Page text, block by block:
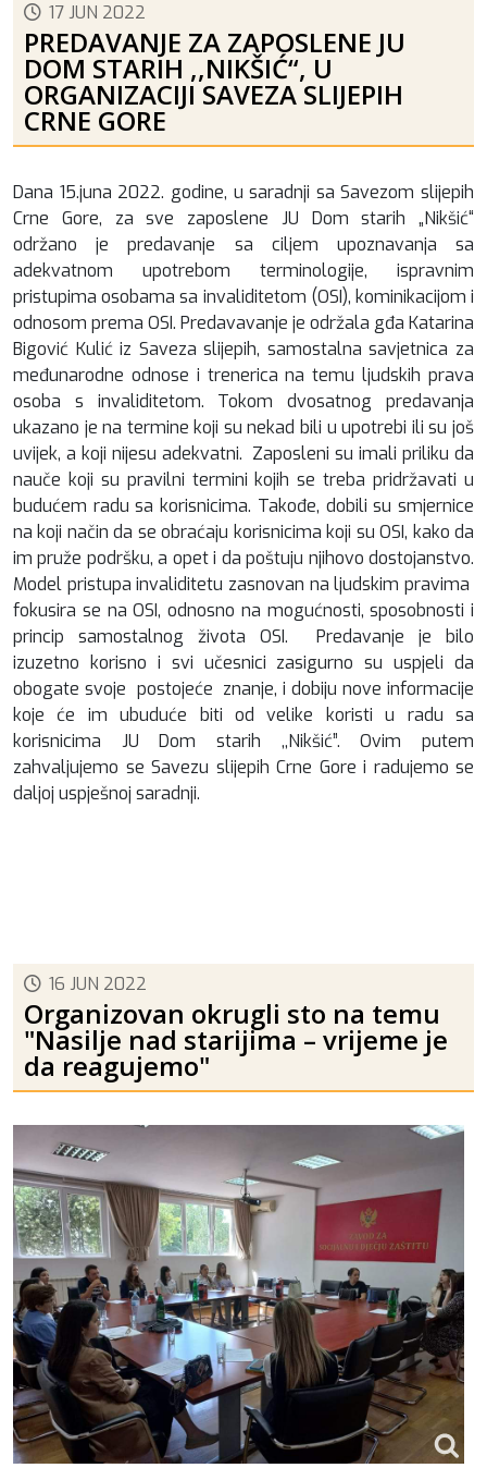
17 JUN 2022
PREDAVANJE ZA ZAPOSLENE JU
DOM STARIH ,,NIKŠIĆ“, U
ORGANIZACIJI SAVEZA SLIJEPIH
CRNE GORE
Dana 15.juna 2022. godine, u saradnji sa Savezom slijepih
Crne Gore, za sve zaposlene JU Dom starih „Nikšić“
održano je predavanje sa ciljem upoznavanja sa
adekvatnom upotrebom terminologije, ispravnim
pristupima osobama sa invaliditetom (OSI), kominikacijom i
odnosom prema OSI. Predavavanje je održala gđa Katarina
Bigović Kulić iz Saveza slijepih, samostalna savjetnica za
međunarodne odnose i trenerica na temu ljudskih prava
osoba s invaliditetom. Tokom dvosatnog predavanja
ukazano je na termine koji su nekad bili u upotrebi ili su još
uvijek, a koji nijesu adekvatni. Zaposleni su imali priliku da
nauče koji su pravilni termini kojih se treba pridržavati u
budućem radu sa korisnicima. Takođe, dobili su smjernice
na koji način da se obraćaju korisnicima koji su OSI, kako da
im pruže podršku, a opet i da poštuju njihovo dostojanstvo.
Model pristupa invaliditetu zasnovan na ljudskim pravima
fokusira se na OSI, odnosno na mogućnosti, sposobnosti i
princip samostalnog života OSI. Predavanje je bilo
izuzetno korisno i svi učesnici zasigurno su uspjeli da
obogate svoje postojeće znanje, i dobiju nove informacije
koje će im ubuduće biti od velike koristi u radu sa
korisnicima JU Dom starih ,,Nikšić”. Ovim putem
zahvaljujemo se Savezu slijepih Crne Gore i radujemo se
daljoj uspješnoj saradnji.
16 JUN 2022
Organizovan okrugli sto na temu
"Nasilje nad starijima – vrijeme je
da reagujemo"